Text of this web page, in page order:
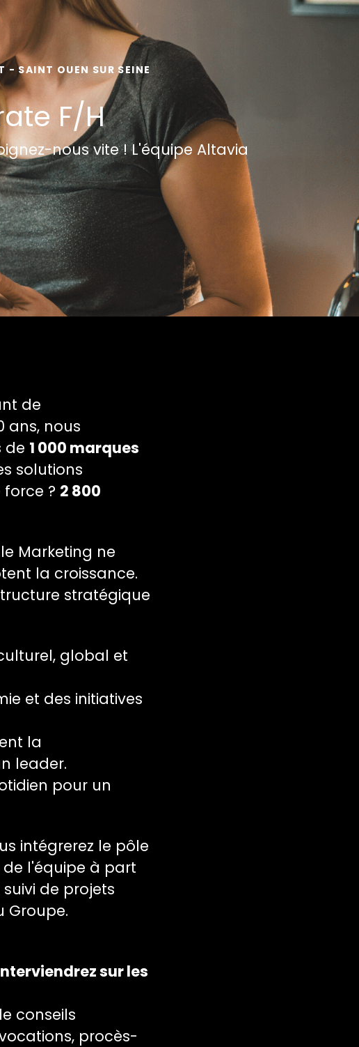
- SAINT OUEN SUR SEINE
F/H
nous vite ! L'équipe Altavia
de
ans, nous
de 1 000 marques
solutions
? 2 800
Marketing ne
la croissance.
stratégique
global et
et des initiatives
la
leader.
pour un
intégrerez le pôle
l'équipe à part
de projets
Groupe.
sur les
conseils
procès-